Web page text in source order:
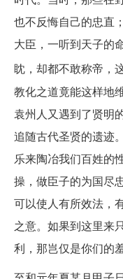
也不反悔自己的忠直
大臣，一听到天子的
眈，却都不敢称帝，
教化之道竟能这样地
袁州人又遇到了贤明
追随古代圣贤的遗迹
乐来陶冶我们百姓的
操，做臣子的为国尽
可以使人有所效法，
之意。如果到这里来
利，那岂仅是你们的